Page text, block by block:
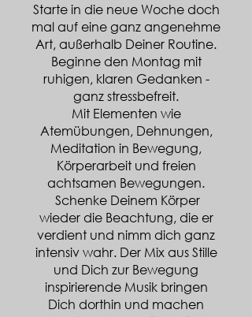
Starte in die neue Woche doch
mal auf eine ganz angenehme
Art, außerhalb Deiner Routine.
Beginne den Montag mit
ruhigen, klaren Gedanken -
ganz stressbefreit.
Mit Elementen wie
Atemübungen, Dehnungen,
Meditation in Bewegung,
Körperarbeit und freien
achtsamen Bewegungen.
Schenke Deinem Körper
wieder die Beachtung, die er
verdient und nimm dich ganz
intensiv wahr. Der Mix aus Stille
und Dich zur Bewegung
inspirierende Musik bringen
Dich dorthin und machen